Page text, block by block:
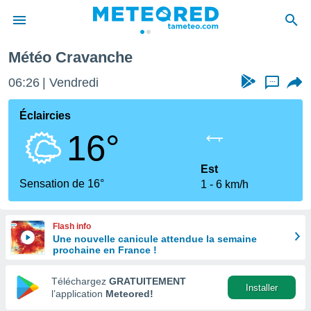
de
en
Météo Cravanche
06:26 Vendredi ...
Éclaircies
16°
Sensation de 16°
Est
1
6 km/h
Flash info
Une nouvelle canicule attendue la semaine
prochaine en France !
Téléchargez GRATUITEMENT
l’application Meteored!
Installer